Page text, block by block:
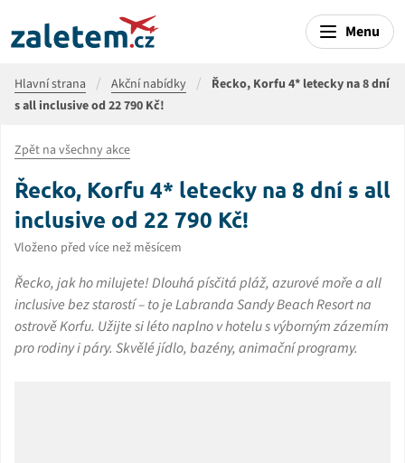
Menu
Hlavní strana Akční nabídky
Řecko, Korfu 4* letecky na 8 dní
s all inclusive od 22 790 Kč!
Zpět na všechny akce
Řecko, Korfu 4* letecky na 8 dní s all
inclusive od 22 790 Kč!
Vloženo před více než měsícem
Řecko, jak ho milujete! Dlouhá písčitá pláž, azurové moře a all
inclusive bez starostí – to je Labranda Sandy Beach Resort na
ostrově Korfu. Užijte si léto naplno v hotelu s výborným zázemím
pro rodiny i páry. Skvělé jídlo, bazény, animační programy.